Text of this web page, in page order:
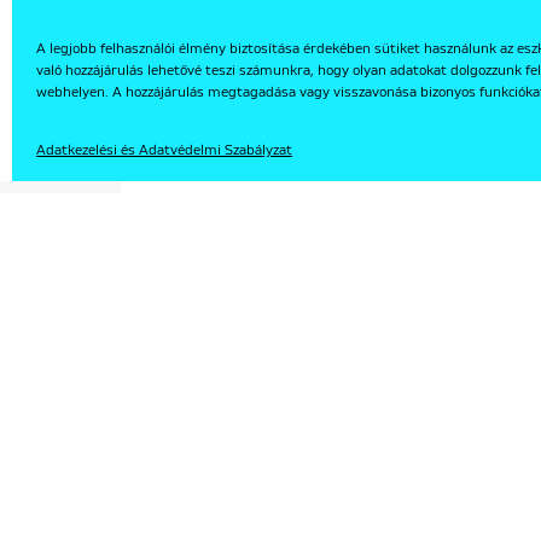
A legjobb felhasználói élmény biztosítása érdekében sütiket használunk az
való hozzájárulás lehetővé teszi számunkra, hogy olyan adatokat dolgozzunk
webhelyen. A hozzájárulás megtagadása vagy visszavonása bizonyos
Adatkezelési és Adatvédelmi Szabályzat
EN